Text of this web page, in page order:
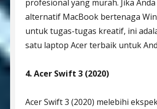
profesional yang murah. Jika
alternatif MacBook bertenaga
untuk tugas-tugas kreatif, ini
satu laptop Acer terbaik untuk
4. Acer Swift 3 (2020)
Acer Swift 3 (2020) melebihi